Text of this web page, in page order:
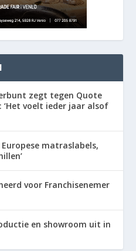
zegt tegen Quote
voelt ieder jaar alsof
matraslabels,
voor Franchisenemer
en showroom uit in